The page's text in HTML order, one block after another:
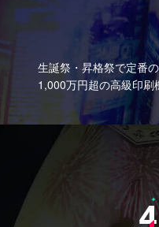
生誕祭・昇格祭で定番
1,000万円超の高級印刷